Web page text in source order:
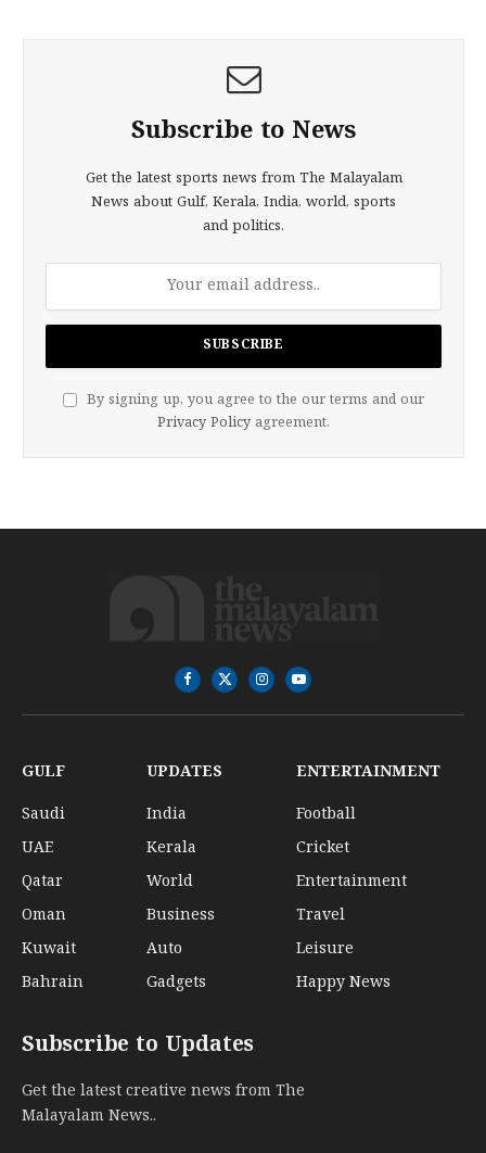
Subscribe to News
Get the latest sports news from The Malayalam
News about Gulf, Kerala, India, world, sports
and politics.
By signing up, you agree to the our terms and our
Privacy Policy agreement.
Facebook
X
(Twitter)
InstagramYouTube
GULF
Saudi
UAE
Qatar
Oman
Kuwait
Bahrain
UPDATES
India
Kerala
World
Business
Auto
Gadgets
ENTERTAINMENT
Football
Cricket
Entertainment
Travel
Leisure
Happy News
Subscribe to Updates
Get the latest creative news from The
Malayalam News..